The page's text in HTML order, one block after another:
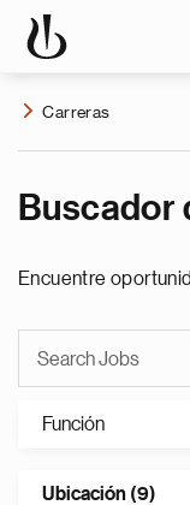
Carreras
Buscador
Encuentre
Función
Ubicación (9)